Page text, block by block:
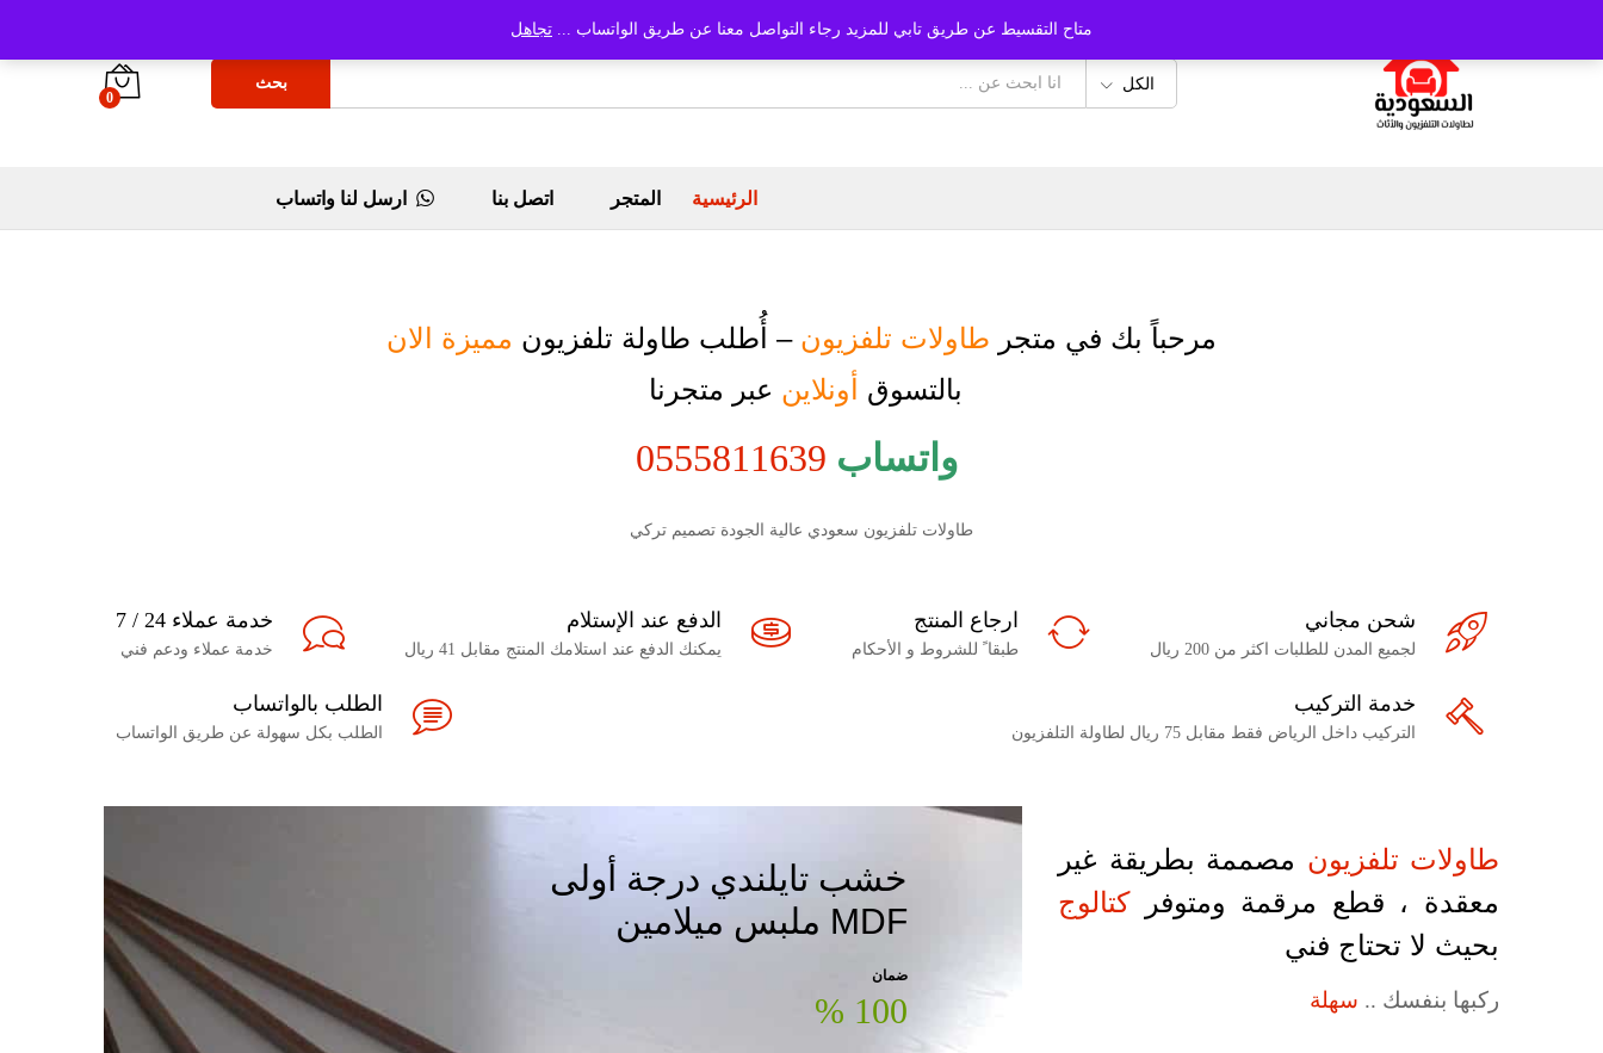
متاح التقسيط عن طريق تابي للمزيد رجاء التواصل معنا عن طريق الواتساب ... تجاهل
الكل بحث
0
الرئيسية المتجر اتصل بنا ارسل لنا واتساب
مرحباً بك في متجر طاولات تلفزيون – أُطلب طاولة تلفزيون مميزة الان
بالتسوق أونلاين عبر متجرنا
واتساب
طاولات تلفزيون سعودي عالية الجودة تصميم تركي
شحن مجاني
لجميع المدن للطلبات اكثر من 200 ريال
ارجاع المنتج
طبقا ً للشروط و الأحكام
الدفع عند الإستلام
يمكنك الدفع عند استلامك المنتج مقابل 41 ريال
خدمة عملاء 24 / 7
خدمة عملاء ودعم فني
خدمة التركيب
التركيب داخل الرياض فقط مقابل 75 ريال لطاولة التلفزيون
الطلب بالواتساب
الطلب بكل سهولة عن طريق الواتساب
خشب تايلندي درجة أولى
MDF ملبس ميلامين
ضمان
100 %
طاولات تلفزيون مصممة بطريقة غير
معقدة ، قطع مرقمة ومتوفركتالوج
بحيث لا تحتاج فني
ركبها بنفسك .. سهلة